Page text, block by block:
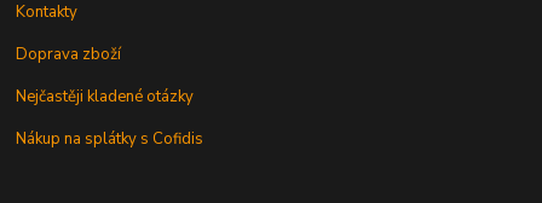
Kontakty
Doprava zboží
Nejčastěji kladené otázky
Nákup na splátky s Cofidis